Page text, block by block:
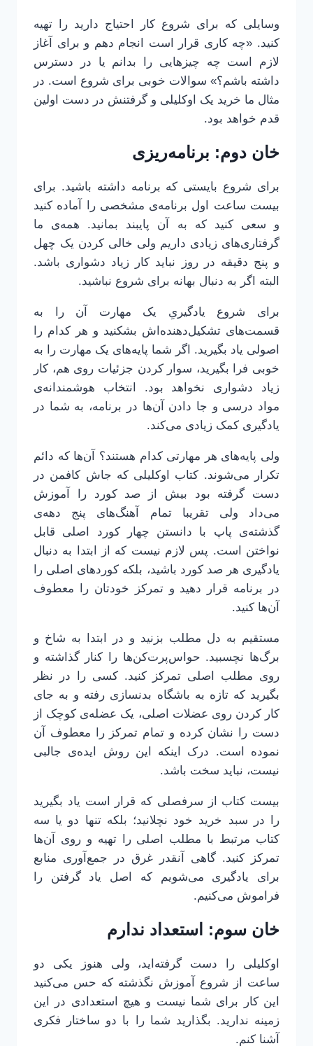
وسایلی که برای شروع کار احتیاج دارید را تهیه
کنید. «چه کاری قرار است انجام دهم و برای آغاز
لازم است چه چیزهایی را بدانم یا در دسترس
داشته باشم؟» سوالات خوبی برای شروع است. در
مثال ما خرید یک اوکلیلی و گرفتنش در دست اولین
قدم خواهد بود.
خان دوم: برنامه‌ریزی
برای شروع بایستی که برنامه داشته باشید. برای
بیست ساعت اول برنامه‌ی مشخصی را آماده کنید
و سعی کنید که به آن پایبند بمانید. همه‌ی ما
گرفتاری‌های زیادی داریم ولی خالی کردن یک چهل
و پنج دقیقه در روز نباید کار زیاد دشواری باشد.
البته اگر به دنبال بهانه برای شروع نباشید.
برای شروع یادگیریِ یک مهارت آن را به
قسمت‌های تشکیل‌دهنده‌‌اش بشکنید و هر کدام را
اصولی یاد بگیرید. اگر شما پایه‌های یک مهارت را به
خوبی فرا بگیرید، سوار کردن جزئیات روی هم، کار
زیاد دشواری نخواهد بود. انتخاب هوشمندانه‌ی
مواد درسی و جا دادن آن‌ها در برنامه، به شما در
یادگیری کمک زیادی می‌کند.
ولی پایه‌های هر مهارتی کدام هستند؟ آن‌ها که دائم
تکرار می‌شوند. کتاب اوکلیلی که جاش کافمن در
دست گرفته بود بیش از صد کورد را آموزش
می‌داد ولی تقریبا تمام آهنگ‌های پنج دهه‌ی
گذشته‌ی پاپ با دانستن چهار کورد اصلی قابل
نواختن است. پس لازم نیست که از ابتدا به دنبال
یادگیری هر صد کورد باشید، بلکه کوردهای اصلی را
در برنامه قرار دهید و تمرکز خودتان را معطوف
آن‌ها کنید.
مستقیم به دل مطلب بزنید و در ابتدا به شاخ و
برگ‌ها نچسبید. حواس‌پرت‌کن‌ها را کنار گذاشته و
روی مطلب اصلی تمرکز کنید. کسی را در نظر
بگیرید که تازه به باشگاه بدنسازی رفته و به جای
کار کردن روی عضلات اصلی، یک عضله‌ی کوچک از
دست را نشان کرده و تمام تمرکز را معطوف آن
نموده است. درک اینکه این روش ایده‌ی جالبی
نیست، نباید سخت باشد.
بیست کتاب از سرفصلی که قرار است یاد بگیرید
را در سبد خرید خود نچلانید؛ بلکه تنها دو یا سه
کتاب مرتبط با مطلب اصلی را تهیه و روی آن‌ها
تمرکز کنید. گاهی آنقدر غرق در جمع‌آوری منابع
برای یادگیری می‌شویم که اصل یاد گرفتن را
فراموش می‌کنیم.
خان سوم: استعداد ندارم
اوکلیلی را دست گرفته‌اید، ولی هنوز یکی دو
ساعت از شروع آموزش نگذشته که حس می‌کنید
این کار برای شما نیست و هیچ استعدادی در این
زمینه ندارید. بگذارید شما را با دو ساختار فکری
آشنا کنم.